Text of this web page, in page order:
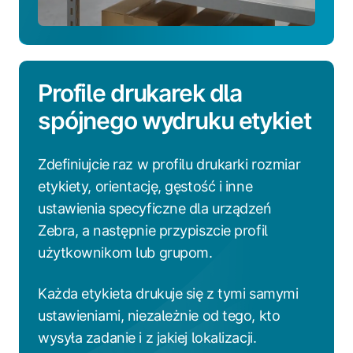
Profile drukarek dla
spójnego wydruku etykiet
Zdefiniujcie raz w profilu drukarki rozmiar
etykiety, orientację, gęstość i inne
ustawienia specyficzne dla urządzeń
Zebra, a następnie przypiszcie profil
użytkownikom lub grupom.
Każda etykieta drukuje się z tymi samymi
ustawieniami, niezależnie od tego, kto
wysyła zadanie i z jakiej lokalizacji.